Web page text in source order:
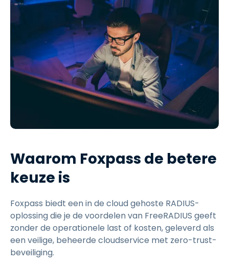
Waarom Foxpass de betere
keuze is
Foxpass biedt een in de cloud gehoste RADIUS-
oplossing die je de voordelen van FreeRADIUS geeft
zonder de operationele last of kosten, geleverd als
een veilige, beheerde cloudservice met zero-trust-
beveiliging.